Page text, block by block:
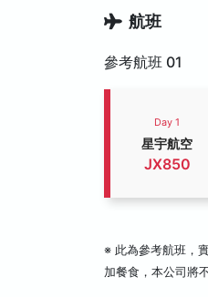
航班
參考航班 01
Day 1
星宇航空
JX850
※ 此為參考航班，
加餐食，本公司將